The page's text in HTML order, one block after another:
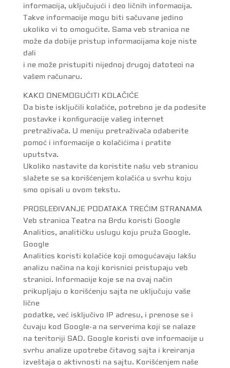
informacija, uključujući i deo ličnih informacija.
Takve informacije mogu biti sačuvane jedino
ukoliko vi to omogućite. Sama veb stranica ne
može da dobije pristup informacijama koje niste
dali
i ne može pristupiti nijednoj drugoj datoteci na
vašem računaru.
KAKO ONEMOGUĆITI KOLAČIĆE
Da biste isključili kolačiće, potrebno je da podesite
postavke i konﬁguracije vašeg internet
pretraživača. U meniju pretraživača odaberite
pomoć i informacije o kolačićima i pratite
uputstva.
Ukoliko nastavite da koristite našu veb stranicu
slažete se sa korišćenjem kolačića u svrhu koju
smo opisali u ovom tekstu.
PROSLEĐIVANJE PODATAKA TREĆIM STRANAMA
Veb stranica Teatra na Brdu koristi Google
Analitics, analitičku uslugu koju pruža Google.
Google
Analitics koristi kolačiće koji omogućavaju lakšu
analizu načina na koji korisnici pristupaju veb
stranici. Informacije koje se na ovaj način
prikupljaju o korišćenju sajta ne uključuju vaše
lične
podatke, već isključivo IP adresu, i prenose se i
čuvaju kod Google-a na serverima koji se nalaze
na teritoriji SAD. Google koristi ove informacije u
svrhu analize upotrebe čitavog sajta i kreiranja
izveštaja o aktivnosti na sajtu. Korišćenjem naše